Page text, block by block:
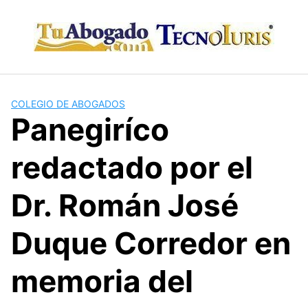
content
COLEGIO DE ABOGADOS
Panegiríco
redactado por el
Dr. Román José
Duque Corredor en
memoria del